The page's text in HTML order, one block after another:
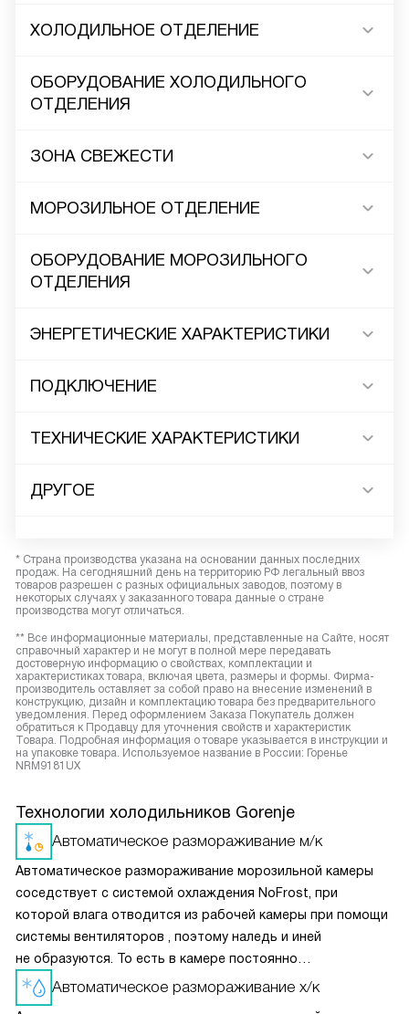
ХОЛОДИЛЬНОЕ ОТДЕЛЕНИЕ
ОБОРУДОВАНИЕ ХОЛОДИЛЬНОГО
ОТДЕЛЕНИЯ
ЗОНА СВЕЖЕСТИ
МОРОЗИЛЬНОЕ ОТДЕЛЕНИЕ
ОБОРУДОВАНИЕ МОРОЗИЛЬНОГО
ОТДЕЛЕНИЯ
ЭНЕРГЕТИЧЕСКИЕ ХАРАКТЕРИСТИКИ
ПОДКЛЮЧЕНИЕ
ТЕХНИЧЕСКИЕ ХАРАКТЕРИСТИКИ
ДРУГОЕ
* Страна производства указана на основании данных последних
продаж. На сегодняшний день на территорию РФ легальный ввоз
товаров разрешен с разных официальных заводов, поэтому в
некоторых случаях у заказанного товара данные о стране
производства могут отличаться.
** Все информационные материалы, представленные на Сайте, носят
справочный характер и не могут в полной мере передавать
достоверную информацию о свойствах, комплектации и
характеристиках товара, включая цвета, размеры и формы. Фирма-
производитель оставляет за собой право на внесение изменений в
конструкцию, дизайн и комплектацию товара без предварительного
уведомления. Перед оформлением Заказа Покупатель должен
обратиться к Продавцу для уточнения свойств и характеристик
Товара. Подробная информация о товаре указывается в инструкции и
на упаковке товара. Используемое название в России: Горенье
NRM9181UX
Технологии холодильников Gorenje
Автоматическое размораживание м/к
Автоматическое размораживание морозильной камеры
соседствует с системой охлаждения NoFrost, при
которой влага отводится из рабочей камеры при помощи
системы вентиляторов , поэтому наледь и иней
не образуются. То есть в камере постоянно
поддерживается сухой холод, что может привести
к высушиванию продуктов. Поэтому в морозилках
Автоматическое размораживание х/к